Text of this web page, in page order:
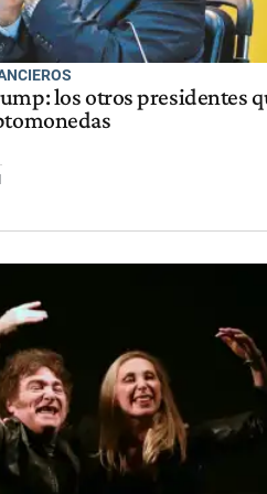
los otros presidentes